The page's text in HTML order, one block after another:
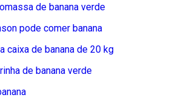
de banana verde
pode comer banana
caixa de banana de 20 kg
de banana verde